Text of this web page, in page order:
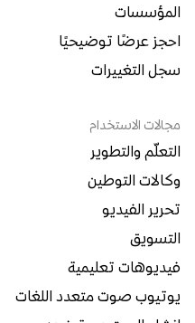
المؤسسات
احجز عرضًا توضيحيًا
سجل التغييرات
مجالات الاستخدام
التعلّم والتطوير
وكالات التوطين
تحرير الفيديو
التسويق
فيديوهات تعليمية
يوتيوب صوت متعدد اللغات